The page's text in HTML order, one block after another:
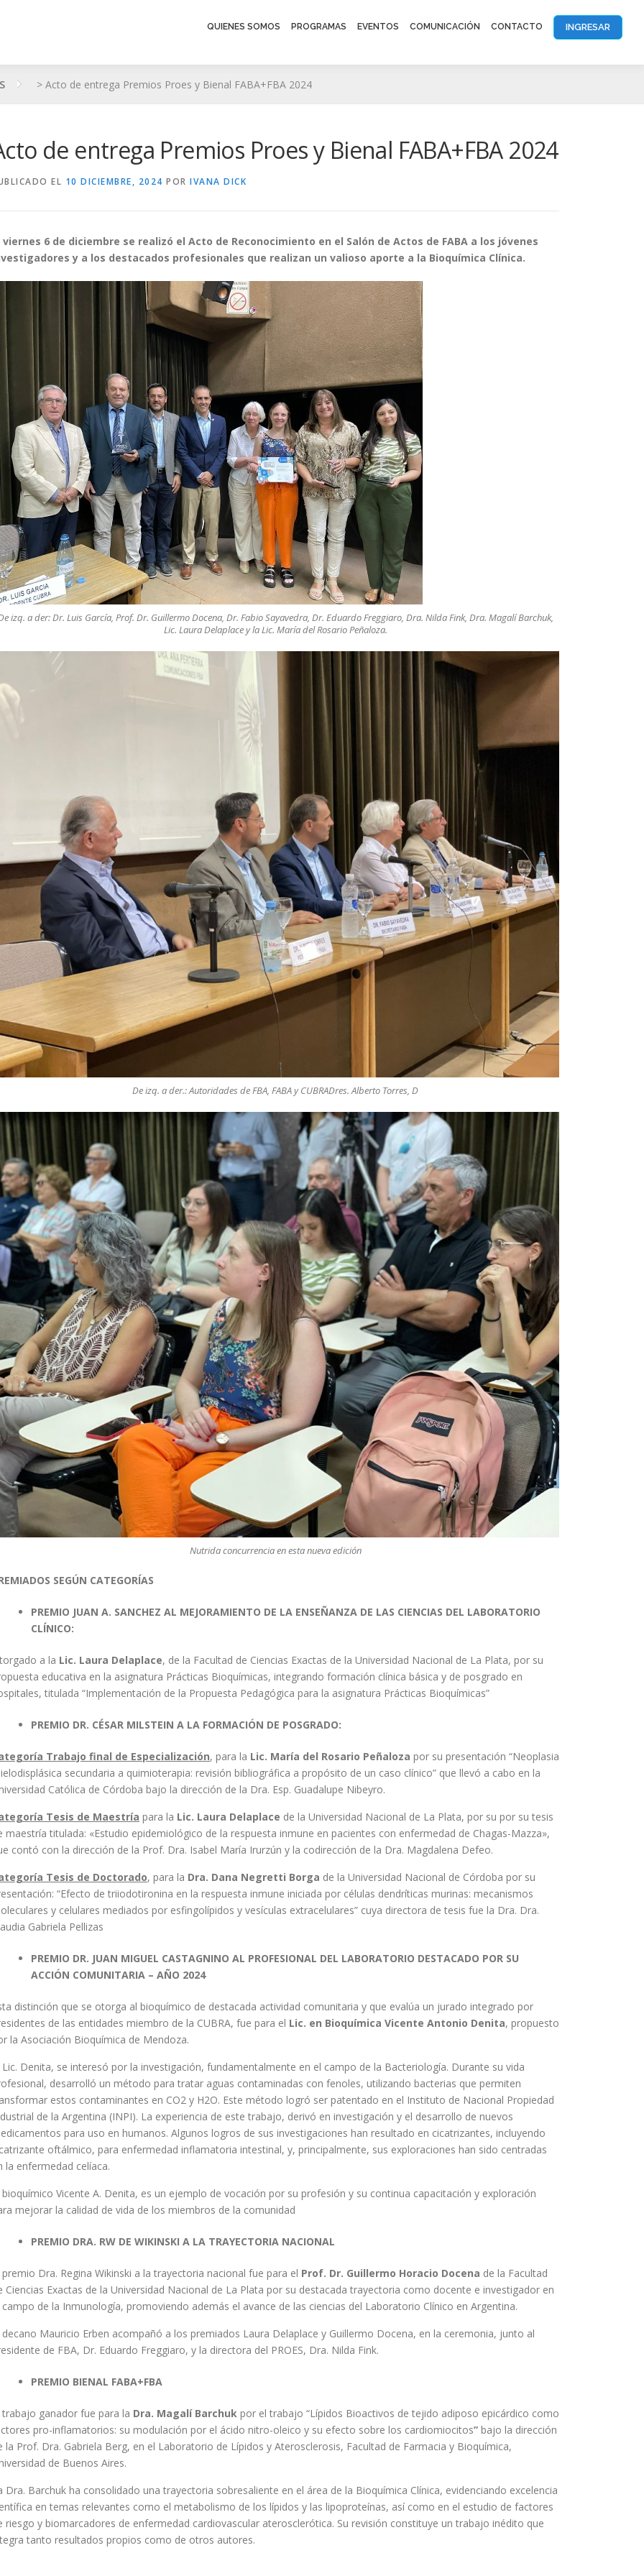
QUIENES SOMOS PROGRAMAS EVENTOS COMUNICACIÓN CONTACTO INGRESAR
> Acto de entrega Premios Proes y Bienal FABA+FBA 2024
de entrega Premios Proes y Bienal FABA+FBA 2024
EL 10 DICIEMBRE, 2024 POR IVANA DICK
viernes 6 de diciembre se realizó el Acto de Reconocimiento en el Salón de Actos de FABA a los jóvenes
y a los destacados profesionales que realizan un valioso aporte a la Bioquímica Clínica.
izq. a der: Dr. Luis García, Prof. Dr. Guillermo Docena, Dr. Fabio Sayavedra, Dr. Eduardo Freggiaro, Dra. Nilda Fink, Dra. Magalí Barchuk,
Lic. Laura Delaplace y la Lic. María del Rosario Peñaloza.
De izq. a der.: Autoridades de FBA, FABA y CUBRADres. Alberto Torres, D
Nutrida concurrencia en esta nueva edición
SEGÚN CATEGORÍAS
PREMIO JUAN A. SANCHEZ AL MEJORAMIENTO DE LA ENSEÑANZA DE LAS CIENCIAS DEL LABORATORIO
CLÍNICO:
a la Lic. Laura Delaplace, de la Facultad de Ciencias Exactas de la Universidad Nacional de La Plata, por su
educativa en la asignatura Prácticas Bioquímicas, integrando formación clínica básica y de posgrado en
titulada “Implementación de la Propuesta Pedagógica para la asignatura Prácticas Bioquímicas”
PREMIO DR. CÉSAR MILSTEIN A LA FORMACIÓN DE POSGRADO:
Trabajo final de Especialización, para la Lic. María del Rosario Peñaloza por su presentación “Neoplasia
secundaria a quimioterapia: revisión bibliográfica a propósito de un caso clínico” que llevó a cabo en la
Católica de Córdoba bajo la dirección de la Dra. Esp. Guadalupe Nibeyro.
Tesis de Maestría para la Lic. Laura Delaplace de la Universidad Nacional de La Plata, por su por su tesis
maestría titulada: «Estudio epidemiológico de la respuesta inmune en pacientes con enfermedad de Chagas-Mazza»,
contó con la dirección de la Prof. Dra. Isabel María Irurzún y la codirección de la Dra. Magdalena Defeo.
Tesis de Doctorado, para la Dra. Dana Negretti Borga de la Universidad Nacional de Córdoba por su
“Efecto de triiodotironina en la respuesta inmune iniciada por células dendríticas murinas: mecanismos
y celulares mediados por esfingolípidos y vesículas extracelulares” cuya directora de tesis fue la Dra. Dra.
Gabriela Pellizas
PREMIO DR. JUAN MIGUEL CASTAGNINO AL PROFESIONAL DEL LABORATORIO DESTACADO POR SU
ACCIÓN COMUNITARIA – AÑO 2024
distinción que se otorga al bioquímico de destacada actividad comunitaria y que evalúa un jurado integrado por
de las entidades miembro de la CUBRA, fue para el Lic. en Bioquímica Vicente Antonio Denita, propuesto
la Asociación Bioquímica de Mendoza.
Lic. Denita, se interesó por la investigación, fundamentalmente en el campo de la Bacteriología. Durante su vida
desarrolló un método para tratar aguas contaminadas con fenoles, utilizando bacterias que permiten
estos contaminantes en CO2 y H2O. Este método logró ser patentado en el Instituto de Nacional Propiedad
de la Argentina (INPI). La experiencia de este trabajo, derivó en investigación y el desarrollo de nuevos
para uso en humanos. Algunos logros de sus investigaciones han resultado en cicatrizantes, incluyendo
oftálmico, para enfermedad inflamatoria intestinal, y, principalmente, sus exploraciones han sido centradas
la enfermedad celíaca.
bioquímico Vicente A. Denita, es un ejemplo de vocación por su profesión y su continua capacitación y exploración
mejorar la calidad de vida de los miembros de la comunidad
PREMIO DRA. RW DE WIKINSKI A LA TRAYECTORIA NACIONAL
premio Dra. Regina Wikinski a la trayectoria nacional fue para el Prof. Dr. Guillermo Horacio Docena de la Facultad
Ciencias Exactas de la Universidad Nacional de La Plata por su destacada trayectoria como docente e investigador en
campo de la Inmunología, promoviendo además el avance de las ciencias del Laboratorio Clínico en Argentina.
decano Mauricio Erben acompañó a los premiados Laura Delaplace y Guillermo Docena, en la ceremonia, junto al
de FBA, Dr. Eduardo Freggiaro, y la directora del PROES, Dra. Nilda Fink.
PREMIO BIENAL FABA+FBA
trabajo ganador fue para la Dra. Magalí Barchuk por el trabajo “Lípidos Bioactivos de tejido adiposo epicárdico como
pro-inflamatorios: su modulación por el ácido nitro-oleico y su efecto sobre los cardiomiocitos” bajo la dirección
la Prof. Dra. Gabriela Berg, en el Laboratorio de Lípidos y Aterosclerosis, Facultad de Farmacia y Bioquímica,
de Buenos Aires.
Dra. Barchuk ha consolidado una trayectoria sobresaliente en el área de la Bioquímica Clínica, evidenciando excelencia
en temas relevantes como el metabolismo de los lípidos y las lipoproteínas, así como en el estudio de factores
riesgo y biomarcadores de enfermedad cardiovascular aterosclerótica. Su revisión constituye un trabajo inédito que
tanto resultados propios como de otros autores.